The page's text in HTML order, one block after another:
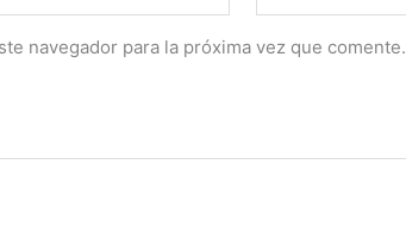
navegador para la próxima vez que comente.